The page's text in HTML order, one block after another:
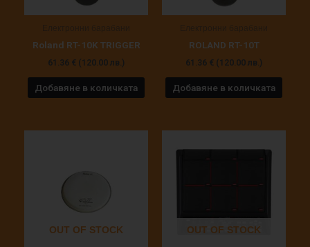
Roland RT-10K TRIGGER
61.36 € (120.00 лв.)
Добавяне в количката
ROLAND RT-10T
61.36 € (120.00 лв.)
Добавяне в количката
OUT OF STOCK OUT OF STOCK